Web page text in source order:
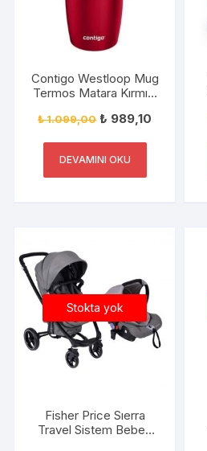
Contigo Westloop Mug
Termos Matara Kırmızı
₺1.099,00 ₺ 989,10
DEVAMINI OKU
Stokta yok
Fisher Price Sıerra
Travel Sistem Bebek